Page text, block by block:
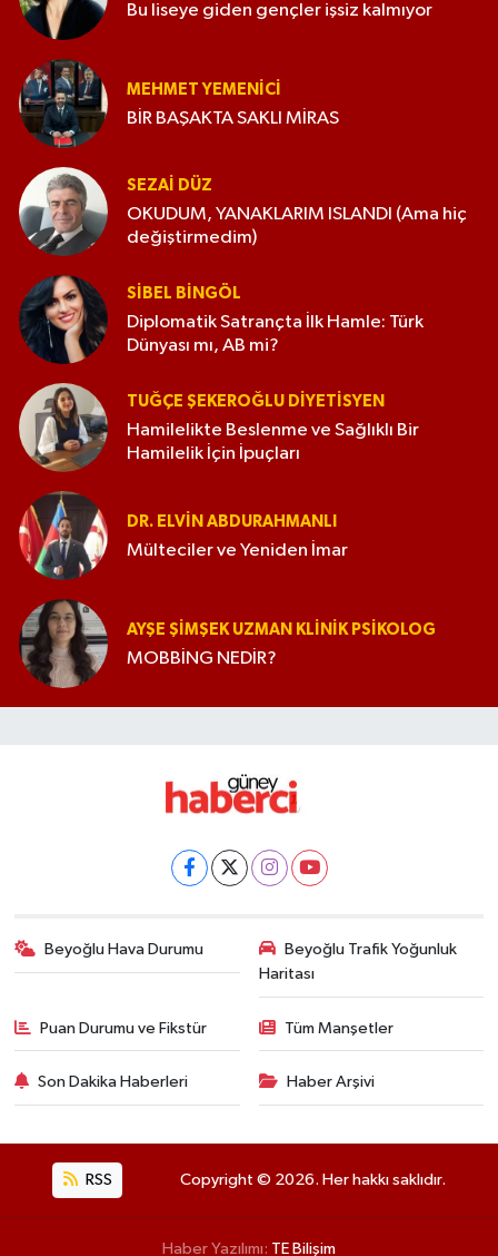
Bu liseye giden gençler işsiz kalmıyor
MEHMET YEMENICI
BİR BAŞAKTA SAKLI MİRAS
SEZAI DÜZ
OKUDUM, YANAKLARIM ISLANDI (Ama hiç
değiştirmedim)
SIBEL BINGÖL
Diplomatik Satrançta İlk Hamle: Türk
Dünyası mı, AB mi?
TUĞÇE ŞEKEROĞLU DIYETISYEN
Hamilelikte Beslenme ve Sağlıklı Bir
Hamilelik İçin İpuçları
DR. ELVIN ABDURAHMANLI
Mülteciler ve Yeniden İmar
AYŞE ŞIMŞEK UZMAN KLINIK PSIKOLOG
MOBBİNG NEDİR?
Beyoğlu Hava Durumu
Beyoğlu Trafik Yoğunluk
Haritası
Puan Durumu ve Fikstür Tüm Manşetler
Son Dakika Haberleri Haber Arşivi
RSS Copyright © 2026. Her hakkı saklıdır.
Haber Yazılımı: TE Bilişim